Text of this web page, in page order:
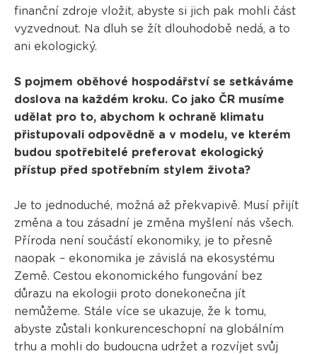
finanční zdroje vložit, abyste si jich pak mohli část
vyzvednout. Na dluh se žít dlouhodobě nedá, a to
ani ekologický.
S pojmem oběhové hospodářství se setkáváme
doslova na každém kroku. Co jako ČR musíme
udělat pro to, abychom k ochraně klimatu
přistupovali odpovědně a v modelu, ve kterém
budou spotřebitelé preferovat ekologický
přístup před spotřebním stylem života?
Je to jednoduché, možná až překvapivě. Musí přijít
změna a tou zásadní je změna myšlení nás všech.
Příroda není součástí ekonomiky, je to přesně
naopak – ekonomika je závislá na ekosystému
Země. Cestou ekonomického fungování bez
důrazu na ekologii proto donekonečna jít
nemůžeme. Stále více se ukazuje, že k tomu,
abyste zůstali konkurenceschopní na globálním
trhu a mohli do budoucna udržet a rozvíjet svůj